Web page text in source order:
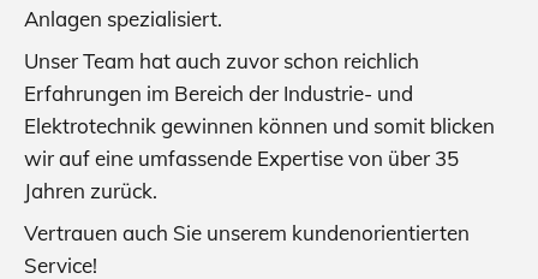
Anlagen spezialisiert.
Unser Team hat auch zuvor schon reichlich
Erfahrungen im Bereich der Industrie- und
Elektrotechnik gewinnen können und somit blicken
wir auf eine umfassende Expertise von über 35
Jahren zurück.
Vertrauen auch Sie unserem kundenorientierten
Service!